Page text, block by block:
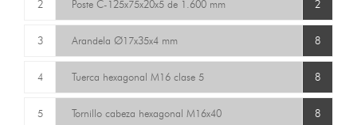
2 Poste C-125x75x20x5 de 1.600 mm 2
3 Arandela Ø17x35x4 mm 8
4 Tuerca hexagonal M16 clase 5 8
5 Tornillo cabeza hexagonal M16x40 8